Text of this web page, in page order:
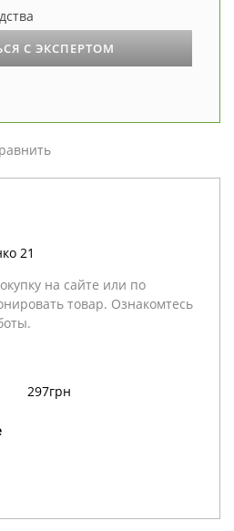
С ЭКСПЕРТОМ
21
на сайте или по
товар. Ознакомтесь
297грн